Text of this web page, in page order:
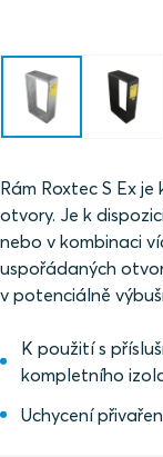
Rám Roxtec S Ex
otvory. Je k
nebo v kombinaci
uspořádaných
v potenciálně
K použití s
kompletního
Uchycení